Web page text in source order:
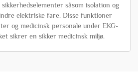
såsom isolation og
elektriske fare. Disse funktioner
og medicinsk personale under EKG-
sikrer en sikker medicinsk miljø.